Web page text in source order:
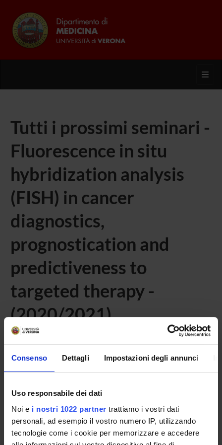
Consenso Dettagli Impostazioni degli annunci
Uso responsabile dei dati
Noi e i nostri 1022 partner trattiamo i vostri dati
personali, ad esempio il vostro numero IP, utilizzando
tecnologie come i cookie per memorizzare e accedere
Tutti i prossimi seminari -
Fluorescence in situ
hybridization analysis
(FISH) in cancer
diagnostics,
prognostication and
predictiveness to
targeted therapy -
(2020/2021)
all'insegnamento Fluorescence in situ hybridization
analysis (FISH) in cancer diagnostics, prognostication and
predictiveness to targeted therapy .